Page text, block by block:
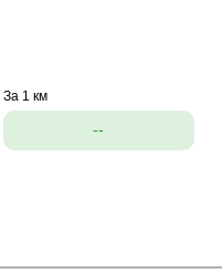
За 1 км
--